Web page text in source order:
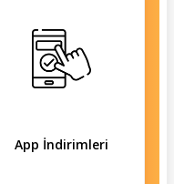
App İndirimleri